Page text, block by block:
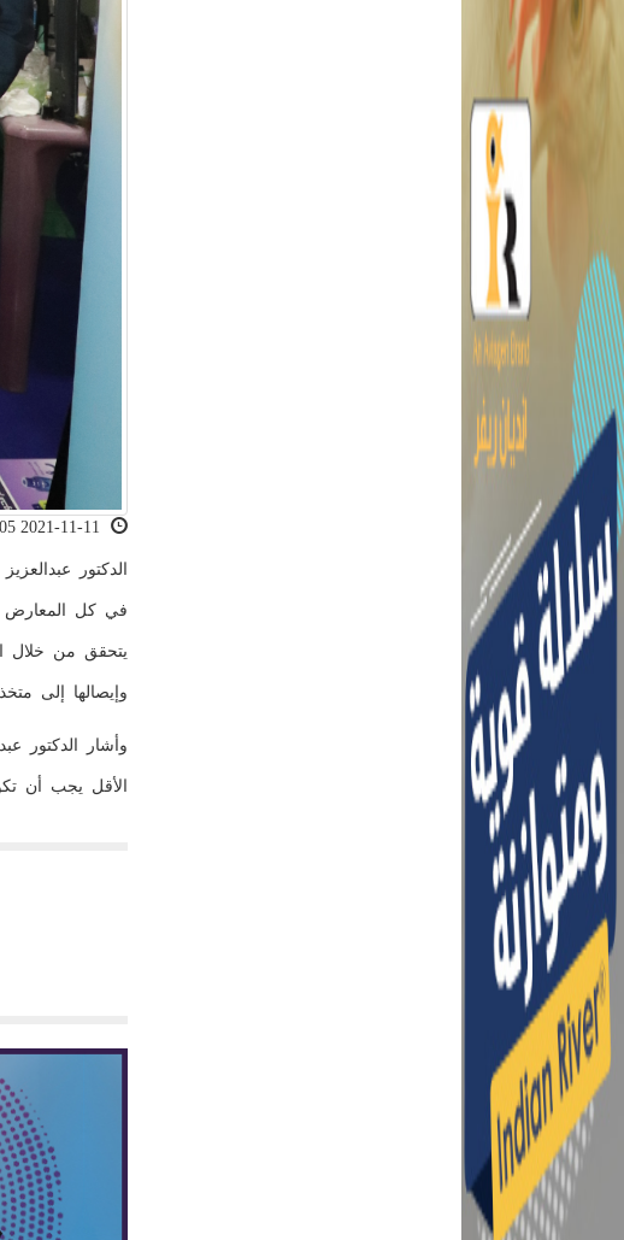
الدكتور
في كل المعارض
يتحقق من خلال
وإيصالها إلى
وأشار الدكتور
الأقل يجب أن تكون صحيحة بنسبة 90%، لأنه لن يتم اتخاذ